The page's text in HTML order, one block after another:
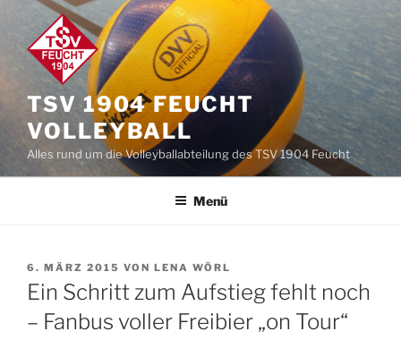
Inhalt
springen
TSV 1904 FEUCHT
VOLLEYBALL
Alles rund um die Volleyballabteilung des TSV 1904 Feucht
Menü
VERÖFFENTLICHT
AM
6. MÄRZ 2015 VON LENA WÖRL
Ein Schritt zum Aufstieg fehlt noch
– Fanbus voller Freibier „on Tour“